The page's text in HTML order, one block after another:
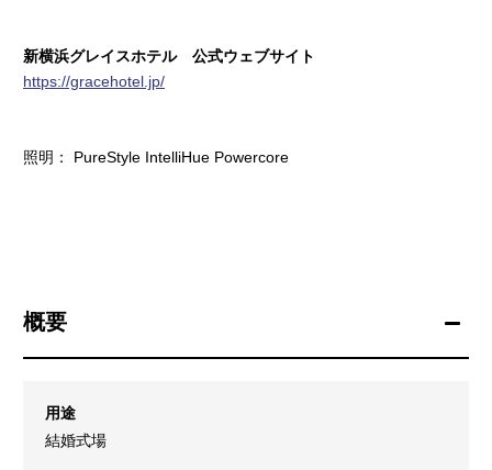
新横浜グレイスホテル 公式ウェブサイト
https://gracehotel.jp/
照明： PureStyle IntelliHue Powercore
概要
用途
結婚式場